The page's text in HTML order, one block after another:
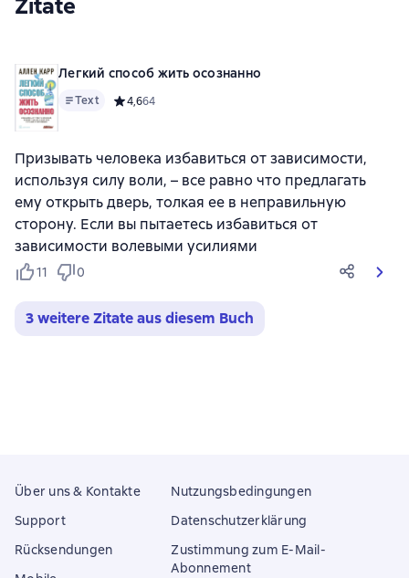
Zitate
Легкий способ жить осознанно
Text Средний рейтинг 4,6 на основе 64 оценок
4,664
Призывать человека избавиться от зависимости,
используя силу воли, – все равно что предлагать
ему открыть дверь, толкая ее в неправильную
сторону. Если вы пытаетесь избавиться от
зависимости волевыми усилиями
11 0
3 weitere Zitate aus diesem Buch
Über uns & Kontakte
Support
Rücksendungen
Nutzungsbedingungen
Datenschutzerklärung
Zustimmung zum E-Mail-
Abonnement